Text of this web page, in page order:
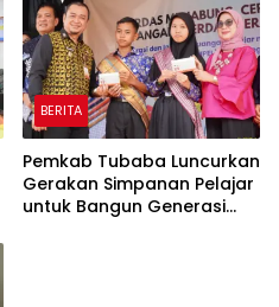
BERITA
Pemkab Tubaba Luncurkan
Gerakan Simpanan Pelajar
untuk Bangun Generasi